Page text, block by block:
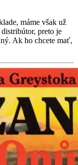
máme však už
preto je
Ak ho chcete mať,